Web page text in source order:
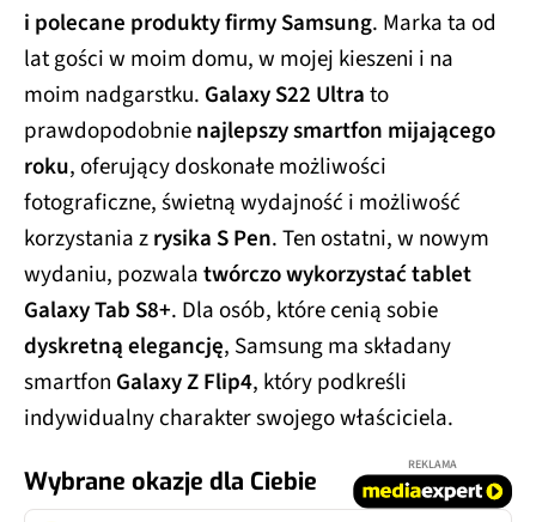
i polecane produkty firmy Samsung. Marka ta od
lat gości w moim domu, w mojej kieszeni i na
moim nadgarstku. Galaxy S22 Ultrato
prawdopodobnienajlepszy smartfon mijającego
roku, oferujący doskonałe możliwości
fotograficzne, świetną wydajność i możliwość
korzystania zrysika S Pen. Ten ostatni, w nowym
wydaniu, pozwalatwórczo wykorzystać tablet
Galaxy Tab S8+. Dla osób, które cenią sobie
dyskretną elegancję, Samsung ma składany
smartfon Galaxy Z Flip4, który podkreśli
indywidualny charakter swojego właściciela.
Wybrane okazje dla Ciebie
REKLAMA